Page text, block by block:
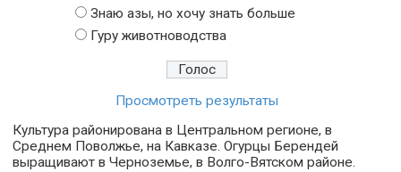
Знаю азы, но хочу знать больше
Гуру животноводства
Просмотреть результаты
Культура районирована в Центральном регионе, в
Среднем Поволжье, на Кавказе. Огурцы Берендей
выращивают в Черноземье, в Волго-Вятском районе.